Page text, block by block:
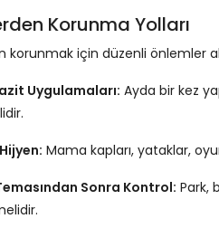
Korunma Yolları
korunmak için düzenli önlemler
Uygulamaları: Ayda bir kez
Mama kapları, yataklar,
Sonra Kontrol: Park,